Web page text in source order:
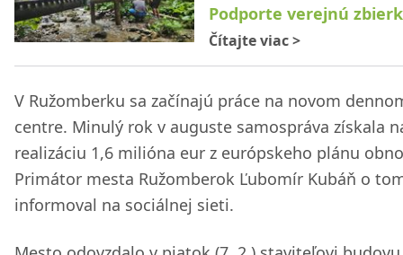
Podporte verejnú
Čítajte viac>
V Ružomberku sa začínajú práce na novom
centre. Minulý rok v auguste samospráva získala
realizáciu 1,6 milióna eur z európskeho plánu
Primátor mesta Ružomberok Ľubomír Kubáň o
informoval na sociálnej sieti.